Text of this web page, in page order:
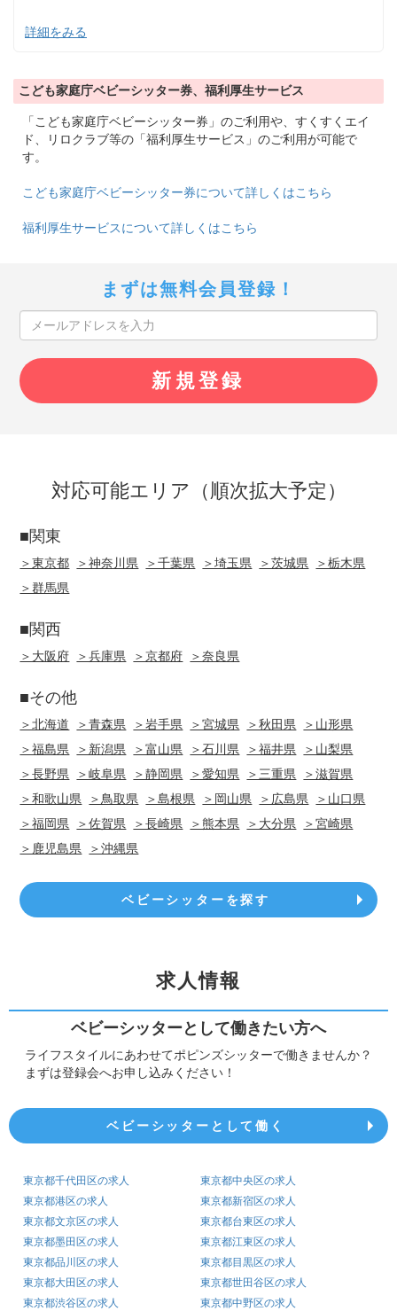
詳細をみる
こども家庭庁ベビーシッター券、福利厚生サービス
「こども家庭庁ベビーシッター券」のご利用や、すくすくエイ
ド、リロクラブ等の「福利厚生サービス」のご利用が可能で
す。
こども家庭庁ベビーシッター券について詳しくはこちら
福利厚生サービスについて詳しくはこちら
まずは無料会員登録！
対応可能エリア（順次拡大予定）
■関東
＞東京都 ＞神奈川県 ＞千葉県 ＞埼玉県 ＞茨城県
＞栃木県
＞群馬県
■関西
＞大阪府 ＞兵庫県 ＞京都府 ＞奈良県
■その他
＞北海道 ＞青森県 ＞岩手県 ＞宮城県 ＞秋田県
＞山形県
＞福島県
＞新潟県 ＞富山県 ＞石川県 ＞福井県
＞山梨県
＞長野県
＞岐阜県 ＞静岡県 ＞愛知県 ＞三重県
＞滋賀県
＞和歌山県
＞鳥取県 ＞島根県 ＞岡山県 ＞広島県
＞山口県
＞福岡県
＞佐賀県 ＞長崎県 ＞熊本県 ＞大分県
＞宮崎県
＞鹿児島県
＞沖縄県
ベビーシッターを探す
求人情報
ベビーシッターとして働きたい方へ
ライフスタイルにあわせてポピンズシッターで働きませんか？
まずは登録会へお申し込みください！
ベビーシッターとして働く
東京都千代田区の求人
東京都中央区の求人
東京都港区の求人
東京都新宿区の求人
東京都文京区の求人
東京都台東区の求人
東京都墨田区の求人
東京都江東区の求人
東京都品川区の求人
東京都目黒区の求人
東京都大田区の求人
東京都世田谷区の求人
東京都渋谷区の求人
東京都中野区の求人